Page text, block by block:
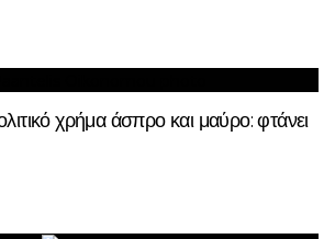
χρήμα άσπρο και μαύρο: φτάνει